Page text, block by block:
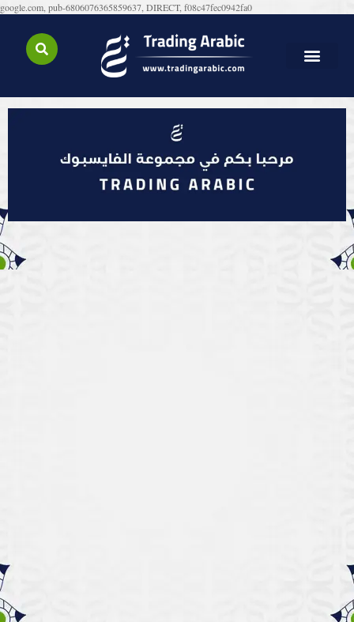
google.com, pub-6806076365859637, DIRECT, f08c47fec0942fa0